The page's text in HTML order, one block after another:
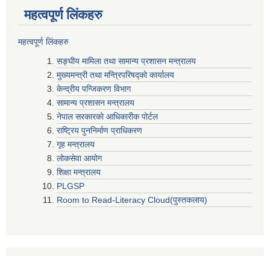
महत्वपूर्ण लिंकहरु
महत्वपूर्ण लिंकहरु
सङ्घीय मामिला तथा सामान्य प्रशासन मन्त्रालय
मुख्यमन्त्री तथा मन्त्रिपरिषद्‍को कार्यालय
केन्द्रीय पन्जिकरण विभाग
सामान्य प्रशासन मन्त्रालय
नेपाल सरकारको आधिकारीक पोर्टल
राष्ट्रिय पुननिर्माण प्राधिकरण
गृह मन्त्रालय
लोकसेवा आयोग
शिक्षा मन्त्रालय
PLGSP
Room to Read-Literacy Cloud(पुस्तकलाय)